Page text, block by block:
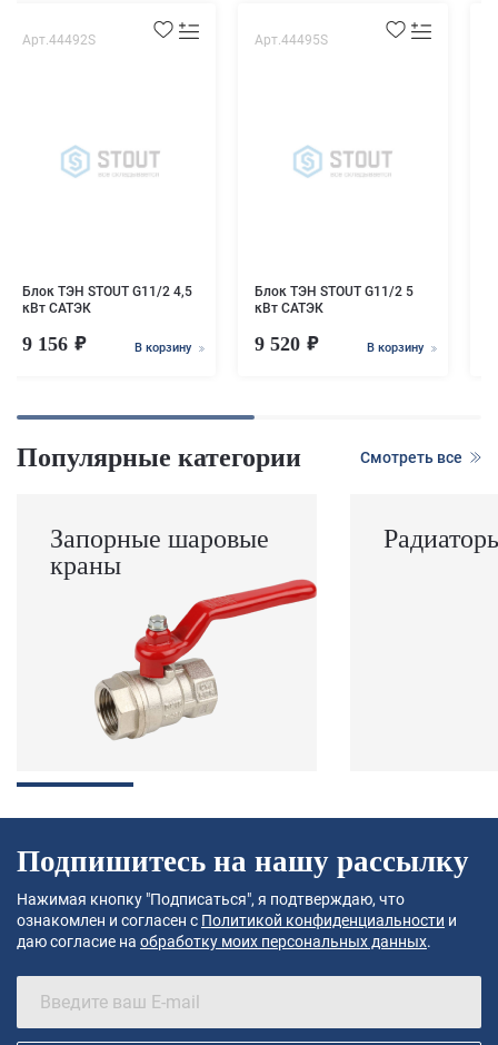
Арт.44492S
Блок ТЭН STOUT G11/2 4,5
кВт САТЭК
9 156 В корзину
Арт.44495S
Блок ТЭН STOUT G11/2 5
кВт САТЭК
9 520 В корзину
Популярные категории Смотреть все
Запорные шаровые
краны
Подпишитесь на нашу рассылку
Нажимая кнопку "Подписаться", я подтверждаю, что
ознакомлен и согласен с Политикой конфиденциальности и
даю согласие на обработку моих персональных данных.